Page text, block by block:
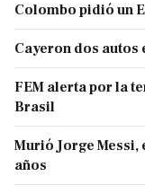
Colombo pidió un
Cayeron dos autos
FEM alerta por la
Brasil
Murió Jorge Messi,
años